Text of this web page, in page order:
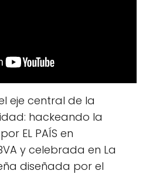
eje central de la
hackeando la
EL PAÍS en
y celebrada en La
diseñada por el